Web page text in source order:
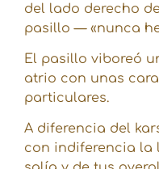
del lado derecho
pasillo — «nunca
El pasillo viboreó
atrio con unas
particulares.
A diferencia del
con indiferencia la